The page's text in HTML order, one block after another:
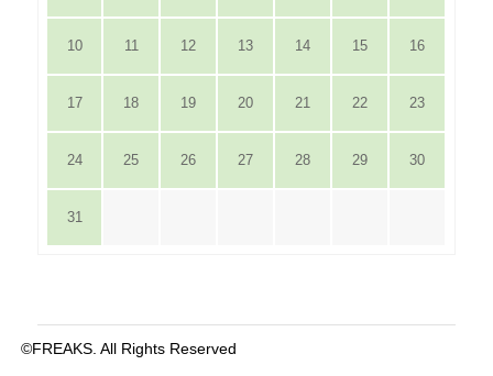
10 11 12 13 14 15 16
17 18 19 20 21 22 23
24 25 26 27 28 29 30
31
©FREAKS. All Rights Reserved